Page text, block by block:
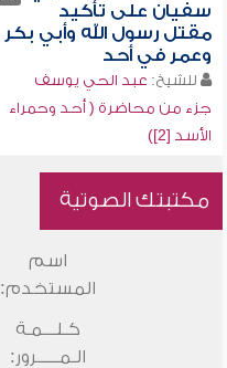
سفيان على تأكيد
مقتل رسول الله وأبي بكر
وعمر في أحد
للشيخ: عبد الحي يوسف
جزء من محاضرة ( أحد وحمراء
الأسد [2])
مكتبتك الصوتية
اسم
المستخدم:
كـلـــمـة
الـمـــــرور: